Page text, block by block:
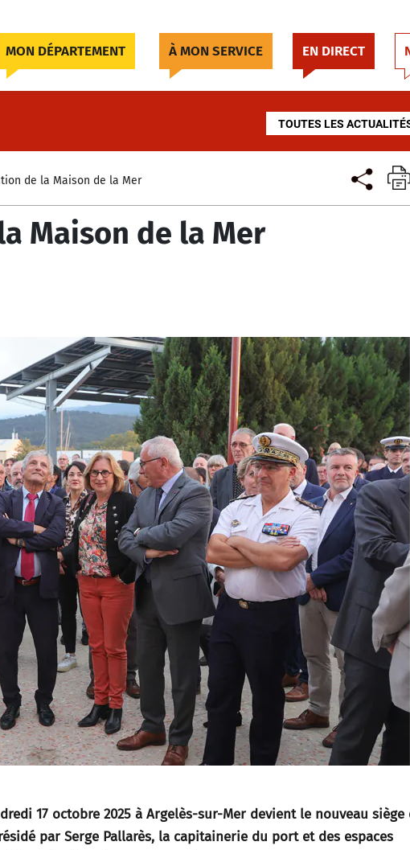
MON DÉPARTEMENT À MON SERVICE EN DIRECT
TOUTES LES
de la Maison de la Mer
Maison de la Mer
17 octobre 2025 à Argelès-sur-Mer devient le nouveau siège
par Serge Pallarès, la capitainerie du port et des espaces